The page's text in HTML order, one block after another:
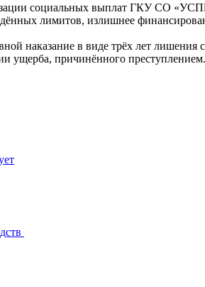
социальных выплат ГКУ СО
лимитов, излишнее
наказание в виде трёх лет
ущерба, причинённого преступлением.